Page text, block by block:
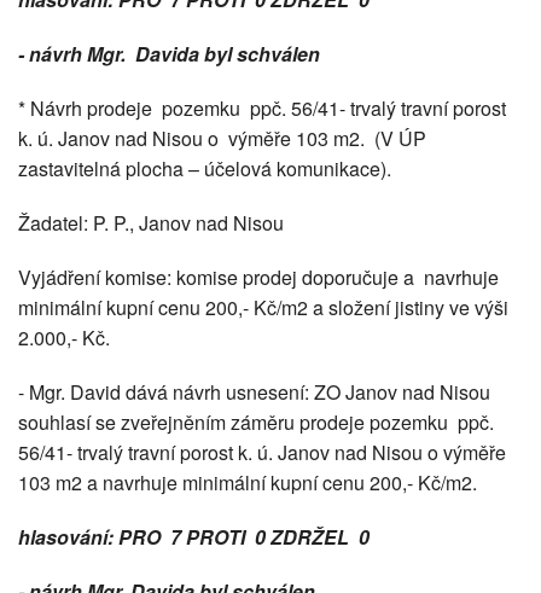
- návrh Mgr. Davida byl schválen
* Návrh prodeje pozemku ppč. 56/41- trvalý travní porost
k. ú. Janov nad Nisou o výměře 103 m2. (V ÚP
zastavitelná plocha – účelová komunikace).
Žadatel: P. P., Janov nad Nisou
Vyjádření komise: komise prodej doporučuje a navrhuje
minimální kupní cenu 200,- Kč/m2 a složení jistiny ve výši
2.000,- Kč.
- Mgr. David dává návrh usnesení: ZO Janov nad Nisou
souhlasí se zveřejněním záměru prodeje pozemku ppč.
56/41- trvalý travní porost k. ú. Janov nad Nisou o výměře
103 m2 a navrhuje minimální kupní cenu 200,- Kč/m2.
hlasování: PRO 7 PROTI 0 ZDRŽEL 0